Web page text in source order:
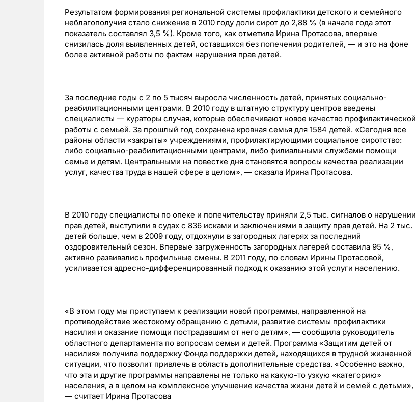
Результатом формирования региональной системы профилактики детского и семейного
неблагополучия стало снижение в 2010 году доли сирот до 2,88 % (в начале года этот
показатель составлял 3,5 %). Кроме того, как отметила Ирина Протасова, впервые
снизилась доля выявленных детей, оставшихся без попечения родителей, — и это на фоне
более активной работы по фактам нарушения прав детей.
За последние годы с 2 по 5 тысяч выросла численность детей, принятых социально-
реабилитационными центрами. В 2010 году в штатную структуру центров введены
специалисты — кураторы случая, которые обеспечивают новое качество профилактической
работы с семьей. За прошлый год сохранена кровная семья для 1584 детей. «Сегодня все
районы области «закрыты» учреждениями, профилактирующими социальное сиротство:
либо социально-реабилитационными центрами, либо филиальными службами помощи
семье и детям. Центральными на повестке дня становятся вопросы качества реализации
услуг, качества труда в нашей сфере в целом», — сказала Ирина Протасова.
В 2010 году специалисты по опеке и попечительству приняли 2,5 тыс. сигналов о нарушении
прав детей, выступили в судах с 836 исками и заключениями в защиту прав детей. На 2 тыс.
детей больше, чем в 2009 году, отдохнули в загородных лагерях за последний
оздоровительный сезон. Впервые загруженность загородных лагерей составила 95 %,
активно развивались профильные смены. В 2011 году, по словам Ирины Протасовой,
усиливается адресно-дифференцированный подход к оказанию этой услуги населению.
«В этом году мы приступаем к реализации новой программы, направленной на
противодействие жестокому обращению с детьми, развитие системы профилактики
насилия и оказание помощи пострадавшим от него детям», — сообщила руководитель
областного департамента по вопросам семьи и детей. Программа «Защитим детей от
насилия» получила поддержку Фонда поддержки детей, находящихся в трудной жизненной
ситуации, что позволит привлечь в область дополнительные средства. «Особенно важно,
что эта и другие программы направлены не только на какую-то узкую «категорию»
населения, а в целом на комплексное улучшение качества жизни детей и семей с детьми»,
— считает Ирина Протасова